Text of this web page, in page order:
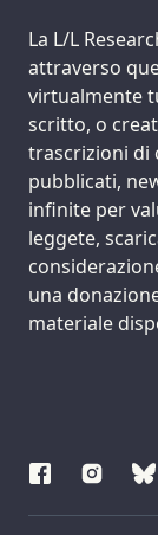
Support us:
La L/L
attraverso
virtualmente
scritto, o
trascrizioni di
pubblicati,
infinite per
leggete,
una
materiale